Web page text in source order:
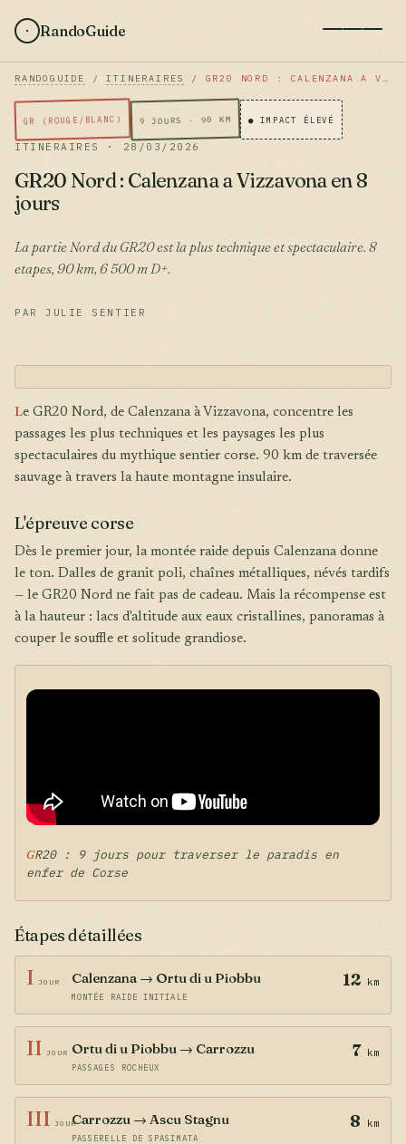
RandoGuide
RANDOGUIDE /ITINERAIRES / GR20 NORD : CALENZANA A VIZZAVONA EN 8 JOURS
GR (ROUGE/BLANC) 9 JOURS · 90 KM ● IMPACT ÉLEVÉ
ITINERAIRES · 28/03/2026
GR20 Nord : Calenzana a Vizzavona en 8
jours
La partie Nord du GR20 est la plus technique et spectaculaire. 8
etapes, 90 km, 6 500 m D+.
PAR JULIE SENTIER
Le GR20 Nord, de Calenzana à Vizzavona, concentre les
passages les plus techniques et les paysages les plus
spectaculaires du mythique sentier corse. 90 km de traversée
sauvage à travers la haute montagne insulaire.
L'épreuve corse
Dès le premier jour, la montée raide depuis Calenzana donne
le ton. Dalles de granit poli, chaînes métalliques, névés tardifs
— le GR20 Nord ne fait pas de cadeau. Mais la récompense est
à la hauteur : lacs d'altitude aux eaux cristallines, panoramas à
couper le souffle et solitude grandiose.
GR20 : 9 jours pour traverser le paradis en
enfer de Corse
Étapes détaillées
I JOUR Calenzana → Ortu di u Piobbu
MONTÉE RAIDE INITIALE
12 km
II JOUR Ortu di u Piobbu → Carrozzu
PASSAGES ROCHEUX
7 km
III JOURCarrozzu → Ascu Stagnu
PASSERELLE DE SPASIMATA
8 km